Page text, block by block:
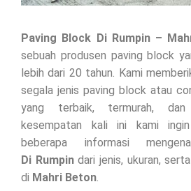
Paving Block Di Rumpin–
sebuah produsen paving block
lebih dari 20 tahun. Kami
segala jenis paving block atau
yang terbaik, termurah,
kesempatan kali ini kami
beberapa informasi
Di Rumpin dari jenis, ukuran,
di Mahri Beton.